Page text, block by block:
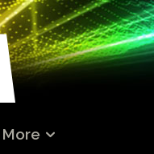
More